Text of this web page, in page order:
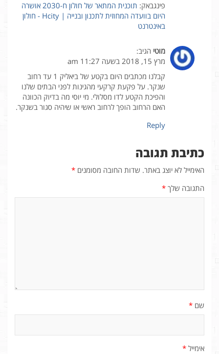
פינגבאק:
תוכנית המתאר של חולון ח-2030 אושרה
היום בוועדה המחוזית לתכנון ובנייה | Hcity - חולון
באינטרנט
מוטי הגיב:
מרץ 15, 2018 בשעה 11:27 am
קבלנו מכתבים היום בקטע של ביאליק 1 עד רחוב
שנקר. על פקעת קרקעי מהגינות לפני הבתים שלנו
והפיכת הקטע לדו מסלולי. מי יוסי מה בדיוק הכוונה
האם הרחוב הופך לרחוב ראשי או שיהיה סגור בשנקר.
Reply
כתיבת תגובה
האימייל לא יוצג באתר. שדות החובה מסומנים *
התגובה שלך *
שם *
אימייל *